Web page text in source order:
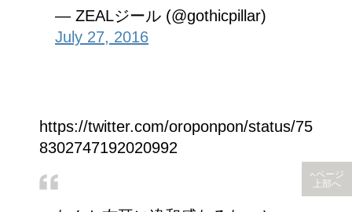
— ZEALジール (@gothicpillar)
July 27, 2016
https://twitter.com/oroponpon/status/75
8302747192020992
ページ
上部へ